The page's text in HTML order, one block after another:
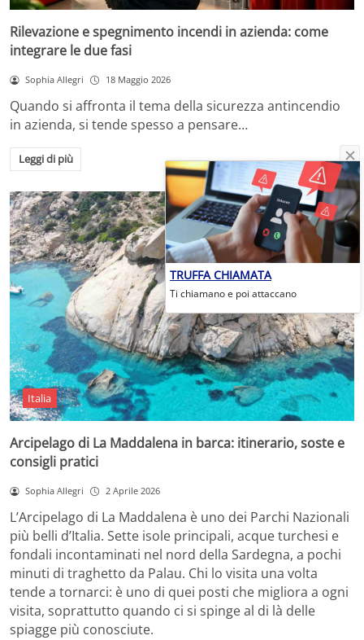
Rilevazione e spegnimento incendi in azienda: come
integrare le due fasi
Sophia Allegri 18 Maggio 2026
Quando si affronta il tema della sicurezza antincendio
in azienda, si tende spesso a pensare…
Leggi di più
Italia
Arcipelago di La Maddalena in barca: itinerario, soste e
consigli pratici
Sophia Allegri 2 Aprile 2026
L’Arcipelago di La Maddalena è uno dei Parchi Nazionali
più belli d’Italia. Sette isole principali, acque turchesi e
fondali incontaminati nel nord della Sardegna, a pochi
minuti di traghetto da Palau. Chi lo visita una volta
tende a tornarci: è uno di quei posti che migliora a ogni
visita, soprattutto quando ci si spinge al di là delle
spiagge più conosciute.
TRUFFA CHIAMATA
Ti chiamano e poi attaccano